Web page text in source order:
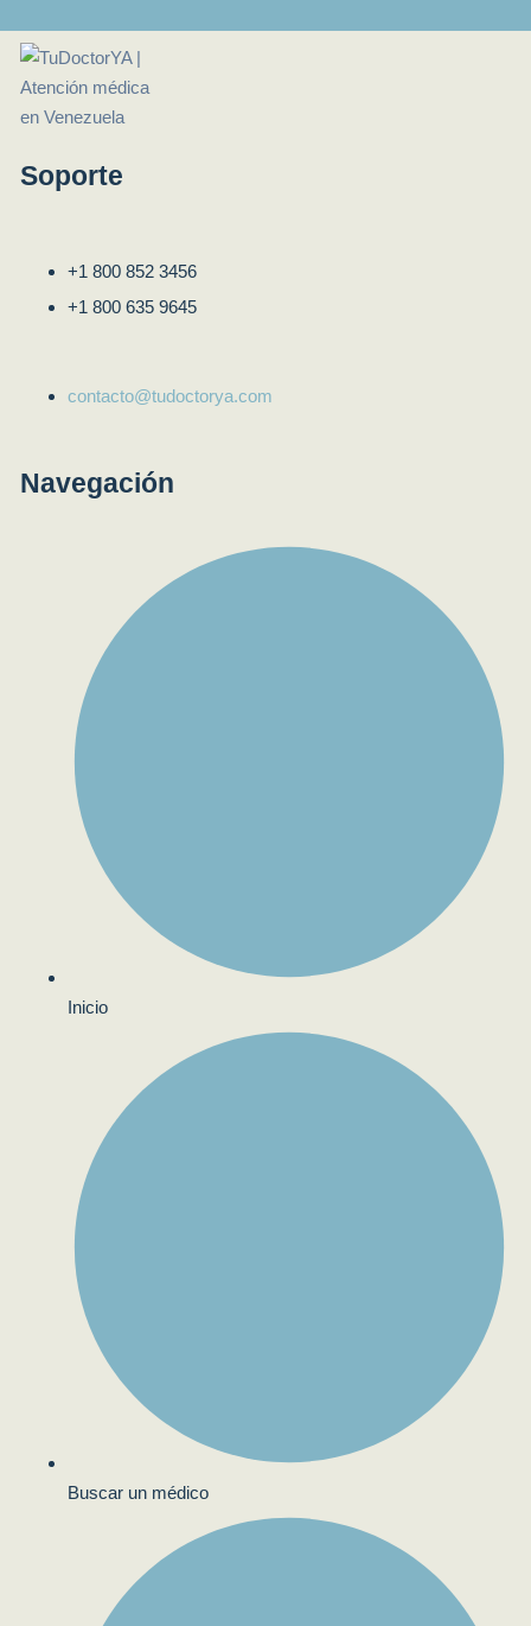
Soporte
+1 800 852 3456
+1 800 635 9645
contacto@tudoctorya.com
Navegación
Inicio
Buscar un médico